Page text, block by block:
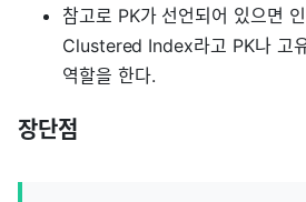
참고로 PK가 선언되어 있으면
Clustered Index라고 PK나 고
역할을 한다.
장단점